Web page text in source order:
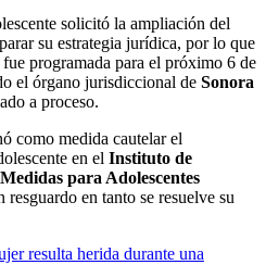
solicitó la ampliación del
su estrategia jurídica, por lo que
programada para el próximo 6 de
el órgano jurisdiccional de Sonora
a proceso.
como medida cautelar el
en el Instituto de
para Adolescentes
resguardo en tanto se resuelve su
resulta herida durante una